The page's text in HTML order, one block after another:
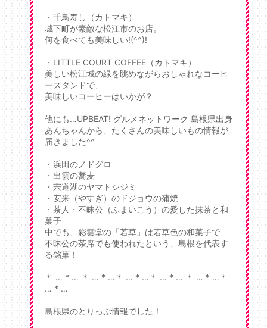
・千鳥寿し（カトマキ）
城下町が素敵な松江市のお店。
何を食べても美味しい!(^^)!
・LITTLE COURT COFFEE（カトマキ）
美しい松江城の緑を眺めながらおしゃれなコーヒ
ースタンドで、
美味しいコーヒーはいかが？
他にも…UPBEAT! グルメネットワーク 島根県出身
あんちゃんから、たくさんの美味しいもの情報が
届きました^^
・浜田のノドグロ
・出雲の蕎麦
・宍道湖のヤマトシジミ
・安来（やすぎ）のドジョウの蒲焼
・茶人・不昧公（ふまいこう）の愛した抹茶と和
菓子
中でも、彩雲堂の「若草」は若草色の和菓子で
不昧公の茶席でも使われたという、島根を代表す
る銘菓！
＊ … * … ＊ … * …＊ … * …＊ … * … ＊ … * …＊
… * …
島根県のとりっぷ情報でした！